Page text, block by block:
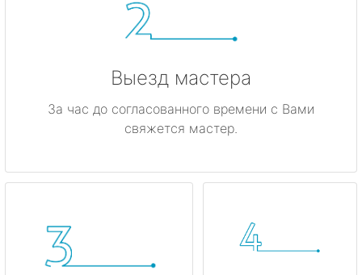
Выезд мастера
За час до согласованного времени с Вами
свяжется мастер.